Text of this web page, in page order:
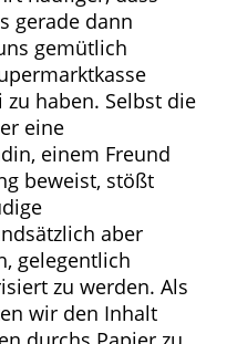
gerade dann
gemütlich
haben. Selbst die
eine
einem Freund
beweist, stößt
aber
gelegentlich
zu werden. Als
wir den Inhalt